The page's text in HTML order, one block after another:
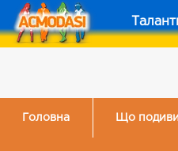
Головна Що